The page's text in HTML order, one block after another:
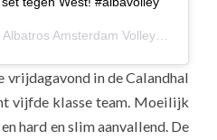
Albatros Amsterdam Volleybal
vrijdagavond in de Calandhal
vijfde klasse team. Moeilijk
hard en slim aanvallend. De